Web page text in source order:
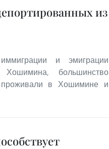
из
и эмиграции
Хошимина, большинство
в Хошимине и